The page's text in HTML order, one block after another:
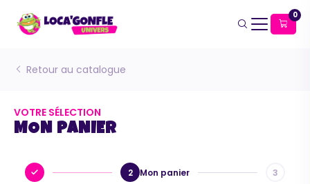
0
Retour au catalogue
VOTRE SÉLECTION
MON PANIER
2 Mon panier 3